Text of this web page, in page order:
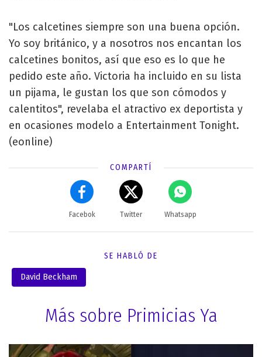
"Los calcetines siempre son una buena opción.
Yo soy británico, y a nosotros nos encantan los
calcetines bonitos, así que eso es lo que he
pedido este año. Victoria ha incluido en su lista
un pijama, le gustan los que son cómodos y
calentitos", revelaba el atractivo ex deportista y
en ocasiones modelo a Entertainment Tonight.
(eonline)
COMPARTÍ
Facebok Twitter Whatsapp
SE HABLÓ DE
David Beckham
Más sobre Primicias Ya